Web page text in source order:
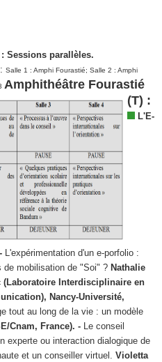
Sessions parallèles.
Salle 1 : Amphi Fourastié; Salle 2 : Amphi
Amphithéâtre Fourastié
(T) :
L'E-
L'expérimentation d'un e-porfolio :
de mobilisation de "Soi" ? Nathalie
Interdisciplinaire en
Nancy-Université,
tout au long de la vie : un modèle
Cnam, France). - Le conseil
experte ou interaction dialogique de
et un conseiller virtuel. Violetta